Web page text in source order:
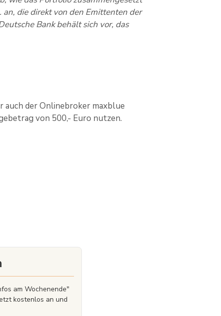
die direkt von den Emittenten der
Bank behält sich vor, das
auch der Onlinebroker maxblue
von 500,- Euro nutzen.
am Wochenende"
kostenlos an und